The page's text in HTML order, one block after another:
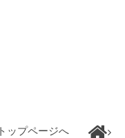
トップページへ